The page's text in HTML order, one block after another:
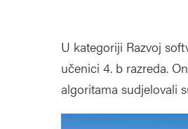
U kategoriji Razvoj
učenici 4. b razreda.
algoritama sudjelovali